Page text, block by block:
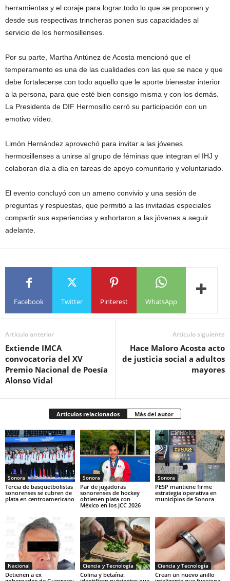
herramientas y el coraje para lograr todo lo que se proponen y
desde sus respectivas trincheras ponen sus capacidades al
servicio de los hermosillenses.
Por su parte, Martha Antúnez de Acosta mencionó que el
temperamento es una de las cualidades con las que se nace y que
debe fortalecerse con todo aquello que le aporte bienestar interior
a la persona, para que esté bien consigo misma y con los demás.
La Presidenta de DIF Hermosillo cerró su participación con un
emotivo vídeo.
Limón Hernández aprovechó para invitar a las jóvenes
hermosillenses a unirse al grupo de féminas que integran el IHJ y
colaboran día a día en tareas de apoyo comunitario y voluntariado.
El evento concluyó con un ameno convivio y una sesión de
preguntas y respuestas, que permitió a las invitadas especiales
compartir sus experiencias y exhortaron a las jóvenes a seguir
adelante.
Facebook Twitter Pinterest WhatsApp
Artículo anterior
Extiende IMCA
convocatoria del XV
Premio Nacional de Poesía
Alonso Vidal
Artículo siguiente
Hace Maloro Acosta acto
de justicia social a adultos
mayores
Artículos relacionados Más del autor
Sonora
Tercia de basquetbolistas
sonorenses se cubren de
plata en centroamericano
Sonora
Par de jugadoras
sonorenses de hockey
obtienen plata con
México en los JCC 2026
Sonora
PESP mantiene firme
estrategia operativa en
municipios de Sonora
Nacional
Detienen a ex
Ciencia y Tecnología
Colina y betaína:
Ciencia y Tecnología
Crean un nuevo anillo